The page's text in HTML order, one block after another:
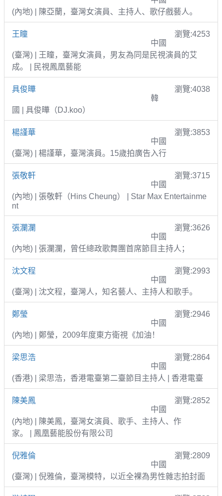
(內地) | 陳亞蘭，臺灣女演員、主持人、歌仔戲藝人。
王瞳
瀏覽:4253
中國
(臺灣) | 王瞳，臺灣女演員，男友為同是民視演員的艾
成。 | 民視鳳凰藝能
具俊曄
瀏覽:4038
韓
國 | 具俊曄（DJ.koo）
楊謹華
瀏覽:3853
中國
(臺灣) | 楊謹華，臺灣演員。15歲拍廣告入行
張敬軒
瀏覽:3715
中國
(內地) | 張敬軒（Hins Cheung） | Star Max Entertainme
nt
張瀾瀾
瀏覽:3626
中國
(內地) | 張瀾瀾，曾任總政歌舞團首席節目主持人；
沈文程
瀏覽:2993
中國
(臺灣) | 沈文程，臺灣人，知名藝人、主持人和歌手。
鄭瑩
瀏覽:2946
中國
(內地) | 鄭瑩，2009年度東方衛視《加油！
梁思浩
瀏覽:2864
中國
(香港) | 梁思浩，香港電臺第二臺節目主持人 | 香港電臺
陳美鳳
瀏覽:2852
中國
(內地) | 陳美鳳，臺灣女演員、歌手、主持人、作
家。 | 鳳凰藝能股份有限公司
倪雅倫
瀏覽:2809
中國
(臺灣) | 倪雅倫，臺灣模特，以近全裸為男性雜志拍封面